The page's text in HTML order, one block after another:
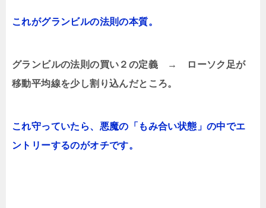
これがグランビルの法則の本質。
グランビルの法則の買い２の定義 →
ローソク足が
移動平均線を少し割り込んだところ。
これ守っていたら、悪魔の「もみ合い状態」の中でエ
ントリーするのがオチです。